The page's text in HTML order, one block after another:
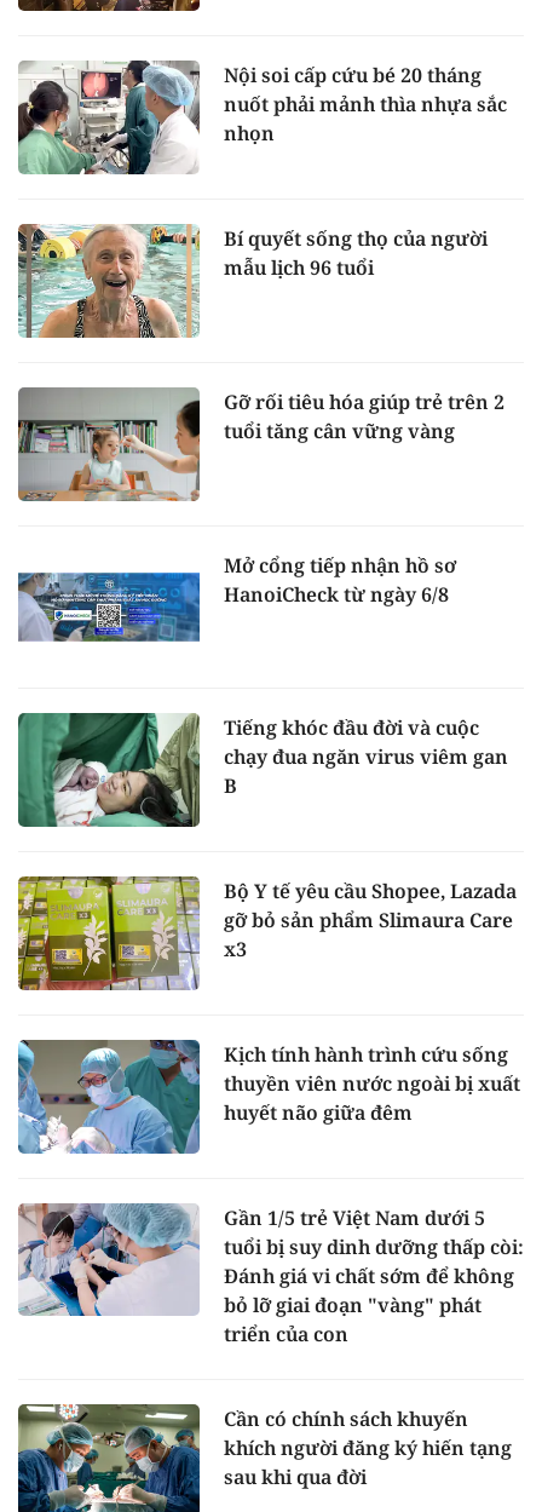
Nội soi cấp cứu bé 20 tháng
nuốt phải mảnh thìa nhựa sắc
nhọn
Bí quyết sống thọ của người
mẫu lịch 96 tuổi
Gỡ rối tiêu hóa giúp trẻ trên 2
tuổi tăng cân vững vàng
Mở cổng tiếp nhận hồ sơ
HanoiCheck từ ngày 6/8
Tiếng khóc đầu đời và cuộc
chạy đua ngăn virus viêm gan
B
Bộ Y tế yêu cầu Shopee, Lazada
gỡ bỏ sản phẩm Slimaura Care
x3
Kịch tính hành trình cứu sống
thuyền viên nước ngoài bị xuất
huyết não giữa đêm
Gần 1/5 trẻ Việt Nam dưới 5
tuổi bị suy dinh dưỡng thấp còi:
Đánh giá vi chất sớm để không
bỏ lỡ giai đoạn "vàng" phát
triển của con
Cần có chính sách khuyến
khích người đăng ký hiến tạng
sau khi qua đời